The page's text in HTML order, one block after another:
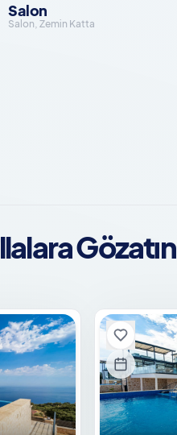
Salon
Salon, Zemin Katta
Gözatın